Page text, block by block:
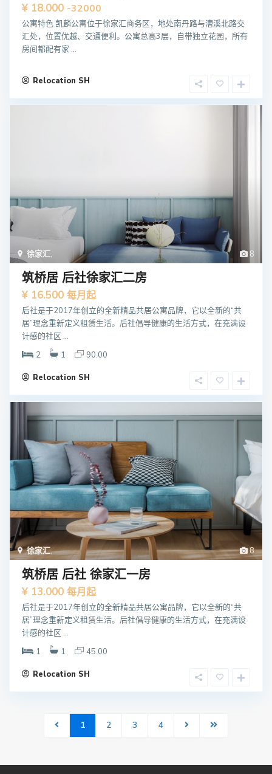
¥ 18.000 -32000
公寓特色 凯麟公寓位于徐家汇商务区，地处南丹路与漕溪北路交
汇处，位置优越、交通便利。公寓总高3层，自带独立花园，所有
房间都配有家 ...
Relocation SH
8
徐家汇,
筑桥居 后社徐家汇二房
¥ 16.500 每月起
后社是于2017年创⽴的全新精品共居公寓品牌，它以全新的“共
居”理念重新定义租赁⽣活。后社倡导健康的⽣活⽅式，在充满设
计感的社区 ...
2
1 90.00
Relocation SH
8
徐家汇,
筑桥居 后社 徐家汇一房
¥ 13.000 每月起
后社是于2017年创⽴的全新精品共居公寓品牌，它以全新的“共
居”理念重新定义租赁⽣活。后社倡导健康的⽣活⽅式，在充满设
计感的社区 ...
1
1 45.00
Relocation SH
1 2 3 4